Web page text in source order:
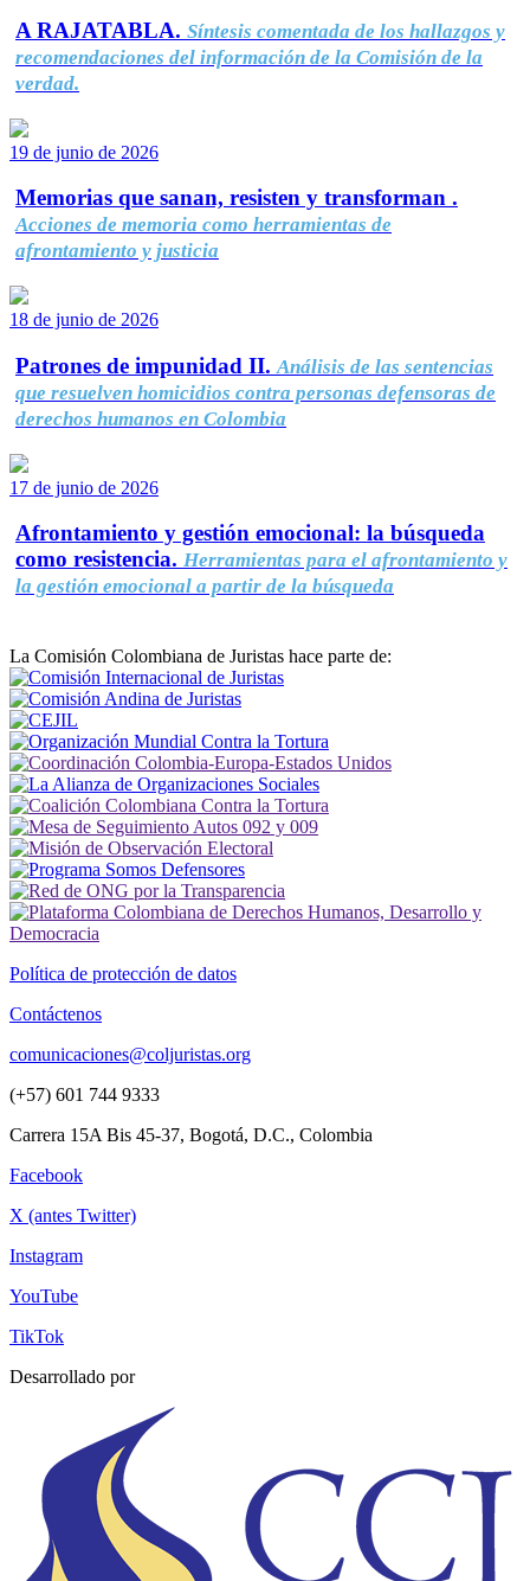
A RAJATABLA. Síntesis comentada de los hallazgos y
recomendaciones del información de la Comisión de la
verdad.
19 de junio de 2026
Memorias que sanan, resisten y transforman .
Acciones de memoria como herramientas de
afrontamiento y justicia
18 de junio de 2026
Patrones de impunidad II. Análisis de las sentencias
que resuelven homicidios contra personas defensoras de
derechos humanos en Colombia
17 de junio de 2026
Afrontamiento y gestión emocional: la búsqueda
como resistencia. Herramientas para el afrontamiento y
la gestión emocional a partir de la búsqueda
La Comisión Colombiana de Juristas hace parte de:
Política de protección de datos
Contáctenos
comunicaciones@coljuristas.org
(+57) 601 744 9333
Carrera 15A Bis 45-37, Bogotá, D.C., Colombia
Facebook
X (antes Twitter)
Instagram
YouTube
TikTok
Desarrollado por